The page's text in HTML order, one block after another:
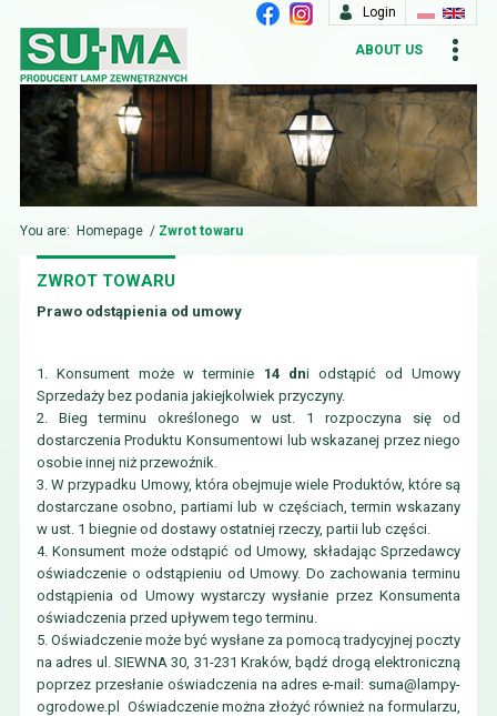
Login
ABOUT US
You are: Homepage / Zwrot towaru
ZWROT TOWARU
Prawo odstąpienia od umowy
1. Konsument może w terminie 14 dni odstąpić od Umowy
Sprzedaży bez podania jakiejkolwiek przyczyny.
2. Bieg terminu określonego w ust. 1 rozpoczyna się od
dostarczenia Produktu Konsumentowi lub wskazanej przez niego
osobie innej niż przewoźnik.
3. W przypadku Umowy, która obejmuje wiele Produktów, które są
dostarczane osobno, partiami lub w częściach, termin wskazany
w ust. 1 biegnie od dostawy ostatniej rzeczy, partii lub części.
4. Konsument może odstąpić od Umowy, składając Sprzedawcy
oświadczenie o odstąpieniu od Umowy. Do zachowania terminu
odstąpienia od Umowy wystarczy wysłanie przez Konsumenta
oświadczenia przed upływem tego terminu.
5. Oświadczenie może być wysłane za pomocą tradycyjnej poczty
na adres ul. SIEWNA 30, 31-231 Kraków, bądź drogą elektroniczną
poprzez przesłanie oświadczenia na adres e-mail: suma@lampy-
ogrodowe.pl
Oświadczenie można złożyć również na formularzu,